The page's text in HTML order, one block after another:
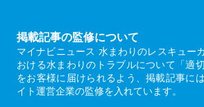
掲載記事の監修について
マイナビニュース 水まわりのレスキュー
おける水まわりのトラブルについて「適
をお客様に届けられるよう、掲載記事に
イト運営企業の監修を入れています。